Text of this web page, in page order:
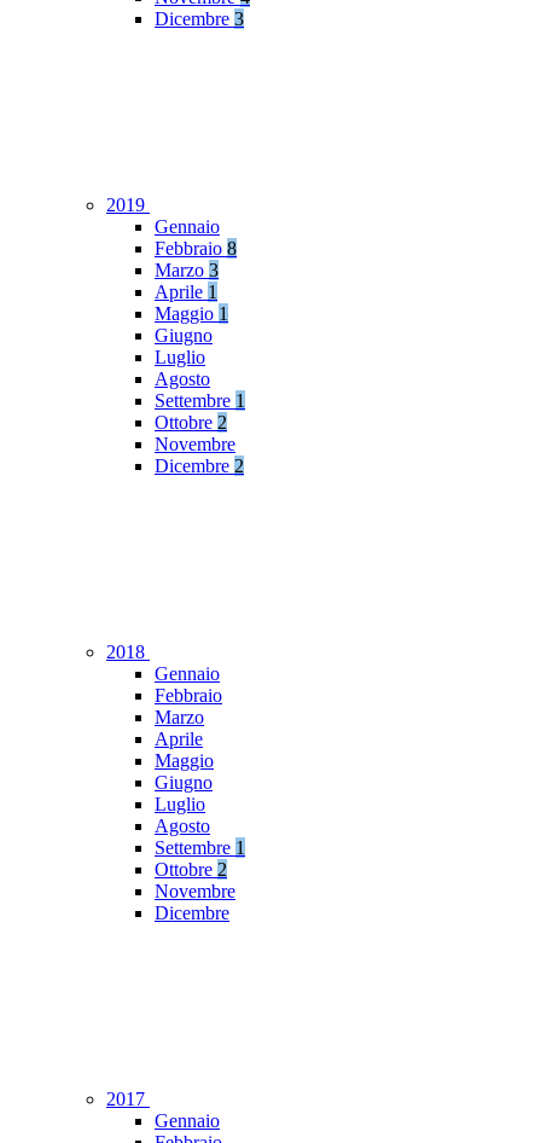
Dicembre 3
2019
Gennaio
Febbraio 8
Marzo 3
Aprile 1
Maggio 1
Giugno
Luglio
Agosto
Settembre 1
Ottobre 2
Novembre
Dicembre 2
2018
Gennaio
Febbraio
Marzo
Aprile
Maggio
Giugno
Luglio
Agosto
Settembre 1
Ottobre 2
Novembre
Dicembre
2017
Gennaio